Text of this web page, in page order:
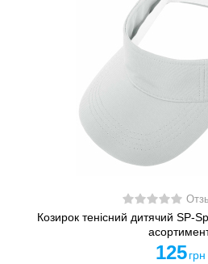
Козирок тенісний дитячий SP-
125 грн